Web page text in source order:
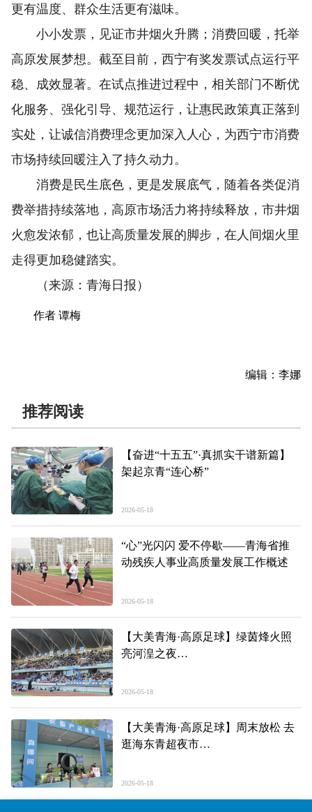
更有温度、群众生活更有滋味。
小小发票，见证市井烟火升腾；消费回暖，托举
高原发展梦想。截至目前，西宁有奖发票试点运行平
稳、成效显著。在试点推进过程中，相关部门不断优
化服务、强化引导、规范运行，让惠民政策真正落到
实处，让诚信消费理念更加深入人心，为西宁市消费
市场持续回暖注入了持久动力。
消费是民生底色，更是发展底气，随着各类促消
费举措持续落地，高原市场活力将持续释放，市井烟
火愈发浓郁，也让高质量发展的脚步，在人间烟火里
走得更加稳健踏实。
（来源：青海日报）
作者 谭梅
编辑：李娜
推荐阅读
【奋进“十五五”·真抓实干谱新篇】
架起京青“连心桥”
2026-05-18
“心”光闪闪 爱不停歇——青海省推
动残疾人事业高质量发展工作概述
2026-05-18
【大美青海·高原足球】绿茵烽火照
亮河湟之夜
场场内见闻
2026-05-18
【大美青海·高原足球】周末放松 去
逛海东青超夜市
2026-05-18